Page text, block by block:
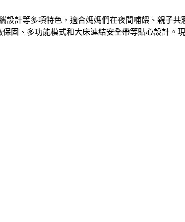
設計等多項特色，適合媽媽們在夜間哺餵、親子共
固、多功能模式和大床連結安全帶等貼心設計。